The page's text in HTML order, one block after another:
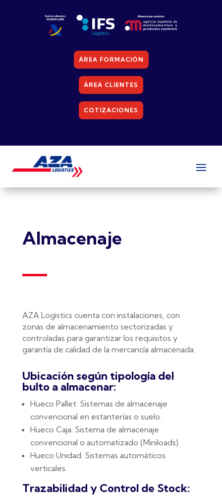
ÁREA FORMACIÓN
ÁREA CLIENTES
COTIZACIONES
Almacenaje
AZA Logistics cuenta con instalaciones, con
zonas de almacenamiento sectorizadas y
controladas para garantizar los requisitos y
garantía de calidad de la mercancía almacenada.
Ubicación según tipología del
bulto a almacenar:
Hueco Pallet: Sistemas de almacenaje
convencional en estanterías o suelo.
Hueco Caja: Sistema de almacenaje
convencional o automatizado (Miniloads).
Hueco Unidad: Sistemas automáticos
verticales.
Trazabilidad y Control de Stock: